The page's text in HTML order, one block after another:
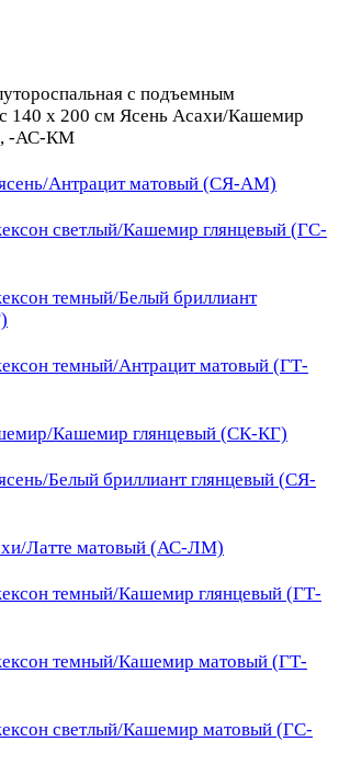
с подъемным
140 х 200 см Ясень Асахи/Кашемир
-АС-КМ
Антрацит матовый (СЯ-АМ)
светлый/Кашемир глянцевый (ГС-
темный/Белый бриллиант
темный/Антрацит матовый (ГТ-
Кашемир глянцевый (СК-КГ)
Белый бриллиант глянцевый (СЯ-
Латте матовый (АС-ЛМ)
темный/Кашемир глянцевый (ГТ-
темный/Кашемир матовый (ГТ-
светлый/Кашемир матовый (ГС-